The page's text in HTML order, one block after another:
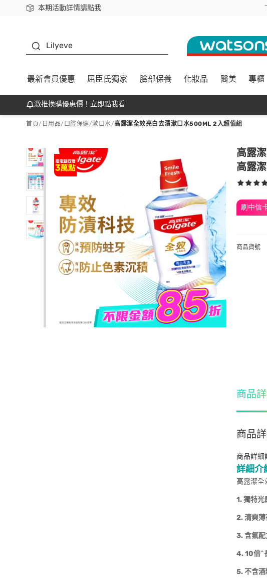
本期活動詳情請點我
下載app最高回饋$350
Lilyeve
最新會員優惠 屈臣氏獨家 臉部保養 化妝品 醫美 專櫃
激推換購優惠價！立即點我看
首頁/ 日用品/ 口腔保健/漱口水/高露潔全效亮白去漬漱口水500ML 2入超值組
高露潔
高露
刷中信
商品貨號
商品
商品
商品詳細
詳細介
高露潔全
1. 獨特
2. 清爽
3. 含氟
4. 10倍^
5. 不含